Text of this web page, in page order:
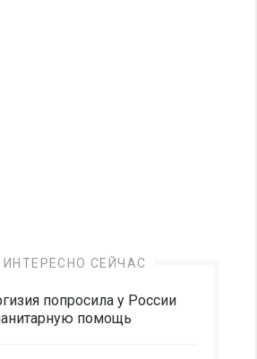
ИНТЕРЕСНО СЕЙЧАС
попросила у России
помощь